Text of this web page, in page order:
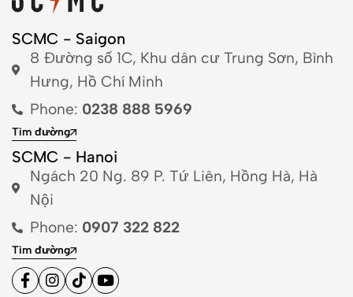
SCMC - Saigon
8 Đường số 1C, Khu dân cư Trung Sơn, Bình
Hưng, Hồ Chí Minh
Phone: 0238 888 5969
Tìm đường
SCMC - Hanoi
Ngách 20 Ng. 89 P. Tứ Liên, Hồng Hà, Hà
Nội
Phone: 0907 322 822
Tìm đường